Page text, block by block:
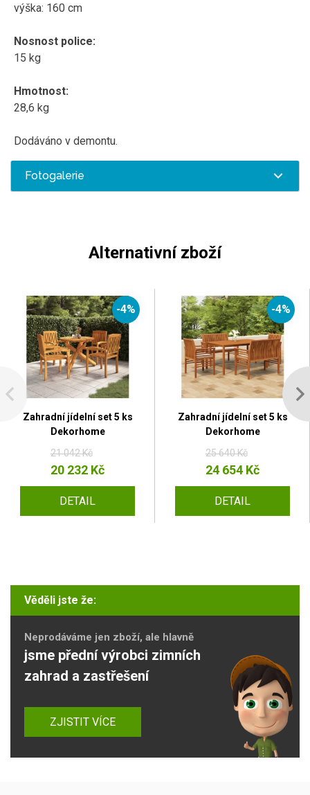
výška: 160 cm
Nosnost police:
15 kg
Hmotnost:
28,6 kg
Dodáváno v demontu.
Fotogalerie
Alternativní zboží
-4%
Zahradní jídelní set 5 ks
Dekorhome
21 042 Kč
20 232 Kč
DETAIL
-4%
Zahradní jídelní set 5 ks
Dekorhome
25 640 Kč
24 654 Kč
DETAIL
Věděli jste že:
Neprodáváme jen zboží, ale hlavně
jsme přední výrobci zimních
zahrad a zastřešení
ZJISTIT VÍCE